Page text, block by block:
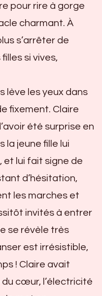
pour rire à gorge
charmant. À
s’arrêter de
si vives,
lève les yeux dans
fixement. Claire
été surprise en
la jeune fille lui
et lui fait signe de
d’hésitation,
les marches et
invités à entrer
se révèle très
est irrésistible,
! Claire avait
cœur, l’électricité